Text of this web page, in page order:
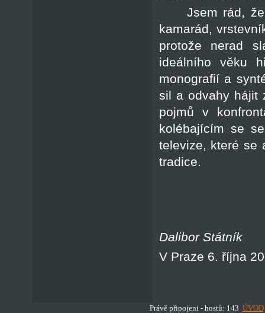
Jsem rád,
kamarád,
protože nerad
ideálního věku
monografií a
sil a odvahy hájit
pojmů v
kolébajícím se
televize, které se
tradice.
Dalibor Státník
V Praze 6. října
Právě připojeni - hostů: 143 ÚVOD